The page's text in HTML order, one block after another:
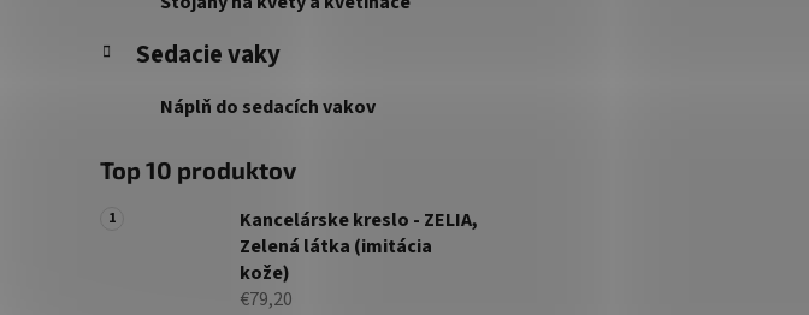
Sedacie vaky
Náplň do sedacích vakov
Top 10 produktov
Kancelárske kreslo - ZELIA,
Zelená látka (imitácia
kože)
€79,20